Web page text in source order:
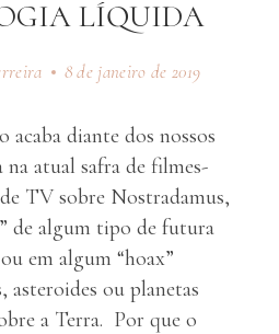
LÍQUIDA
8 de janeiro de 2019
diante dos nossos
na atual safra de filmes-
TV sobre Nostradamus,
de algum tipo de futura
em algum “hoax”
asteroides ou planetas
a Terra. Por que o